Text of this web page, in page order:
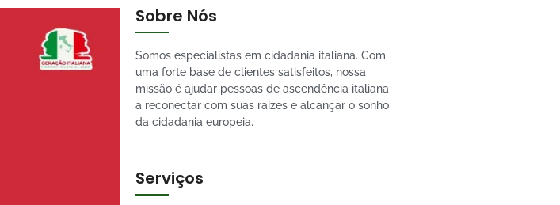
Sobre Nós
Somos especialistas em cidadania italiana. Com
uma forte base de clientes satisfeitos, nossa
missão é ajudar pessoas de ascendência italiana
a reconectar com suas raízes e alcançar o sonho
da cidadania europeia.
Serviços